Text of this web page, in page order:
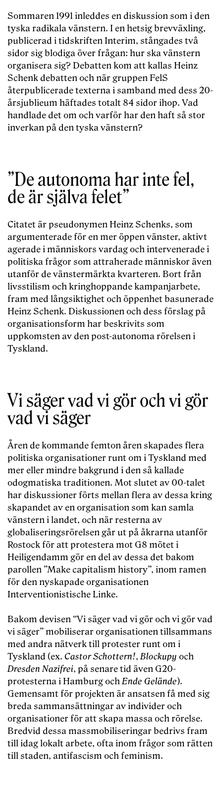
Sommaren 1991 inleddes en diskussion som i den
tyska radikala vänstern. I en hetsig brevväxling,
publicerad i tidskriften Interim, stångades två
sidor sig blodiga över frågan: hur ska vänstern
organisera sig? Debatten kom att kallas Heinz
Schenk debatten och när gruppen FelS
återpublicerade texterna i samband med dess 20-
årsjublieum häftades totalt 84 sidor ihop. Vad
handlade det om och varför har den haft så stor
inverkan på den tyska vänstern?
”De autonoma har inte fel,
de är själva felet”
Citatet är pseudonymen Heinz Schenks, som
argumenterade för en mer öppen vänster, aktivt
agerade i människors vardag och intervenerade i
politiska frågor som attraherade människor även
utanför de vänstermärkta kvarteren. Bort från
livsstilism och kringhoppande kampanjarbete,
fram med långsiktighet och öppenhet basunerade
Heinz Schenk. Diskussionen och dess förslag på
organisationsform har beskrivits som
uppkomsten av den post-autonoma rörelsen i
Tyskland.
Vi säger vad vi gör och vi gör
vad vi säger
Åren de kommande femton åren skapades flera
politiska organisationer runt om i Tyskland med
mer eller mindre bakgrund i den så kallade
odogmatiska traditionen. Mot slutet av 00-talet
har diskussioner förts mellan flera av dessa kring
skapandet av en organisation som kan samla
vänstern i landet, och när resterna av
globaliseringsrörelsen går ut på åkrarna utanför
Rostock för att protestera mot G8 mötet i
Heiligendamm gör en del av dessa det bakom
parollen ”Make capitalism history”, inom ramen
för den nyskapade organisationen
Interventionistische Linke.
Bakom devisen “Vi säger vad vi gör och vi gör vad
vi säger” mobiliserar organisationen tillsammans
med andra nätverk till protester runt om i
Tyskland (ex. Castor Schottern!,Blockupy och
Dresden Nazifrei, på senare tid även G20-
protesterna i Hamburg ochEnde Gelände).
Gemensamt för projekten är ansatsen få med sig
breda sammansättningar av individer och
organisationer för att skapa massa och rörelse.
Bredvid dessa massmobiliseringar bedrivs fram
till idag lokalt arbete, ofta inom frågor som rätten
till staden, antifascism och feminism.